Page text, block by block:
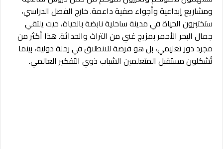
ومشاريع إبداعية وأجواء صفية داعمة. خارج الفصل الدراسي،
ستختبرون الحياة في مدينة ساحلية نابضة بالحياة، حيث يلتقي
جمال البحر الأحمر بمزيج غني من التراث والحداثة. هذا أكثر من
مجرد دور تعليمي، بل هو فرصة للانطلاق في رحلة دولية، بينما
تُشكلون مستقبل المتعلمين الشباب ذوي التفكير العالمي.